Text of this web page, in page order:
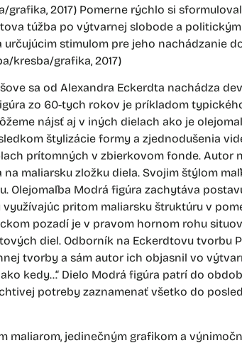
grafika, 2017) Pomerne rýchlo si
túžba po výtvarnej slobode a
stimulom pre jeho nachádzanie
kresba/grafika, 2017)
sa od Alexandra Eckerdta nachádza
zo 60-tych rokov je príkladom
nájsť aj v iných dielach ako je
štylizácie formy a zjednodušenia
prítomných v zbierkovom fonde. Autor
maliarsku zložku diela. Svojim štýlom
Olejomaľba Modrá figúra zachytáva
pritom maliarsku štruktúru v
pozadí je v pravom hornom rohu
diel. Odborník na Eckerdtovu tvorbu
tvorby a sám autor ich objasnil vo
kedy…“ Dielo Modrá figúra patrí do
potreby zaznamenať všetko do
maliarom, jedinečným grafikom a